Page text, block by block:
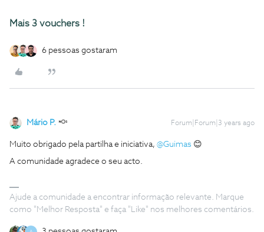
Mais 3 vouchers !
6 pessoas gostaram
Mário P. Forum|Forum|3 years ago
Muito obrigado pela partilha e iniciativa, @Guimas 😊
A comunidade agradece o seu acto.
Ajude a comunidade a encontrar informação relevante. Marque
como "Melhor Resposta" e faça "Like" nos melhores comentários.